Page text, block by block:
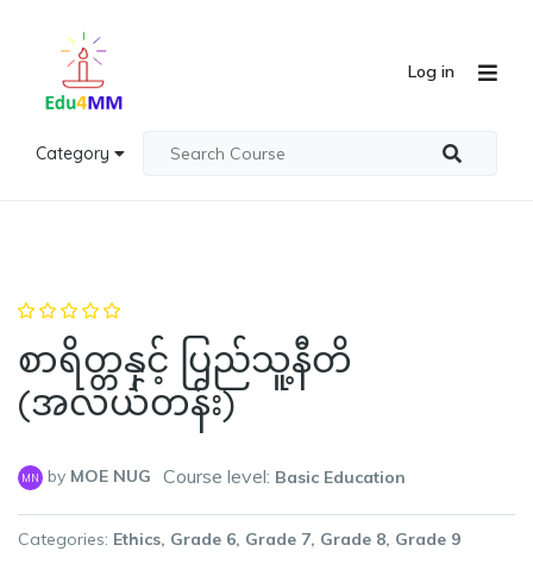
Category
Log in
စာရိတ္တနှင့် ပြည်သူ့နီတိ
(အလယ်တန်း)
MN by MOE NUG Course level: Basic Education
Categories Ethics Grade 6 Grade 7 Grade 8 Grade 9